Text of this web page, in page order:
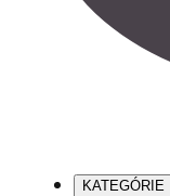
KATEGÓRIE